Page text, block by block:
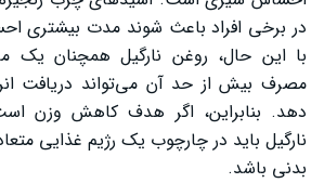
در برخی افراد باعث شوند مدت بیشتری
با این حال، روغن نارگیل همچنان یک
مصرف بیش از حد آن می‌تواند دریافت
دهد. بنابراین، اگر هدف کاهش وزن
نارگیل باید در چارچوب یک رژیم غذایی
بدنی باشد.